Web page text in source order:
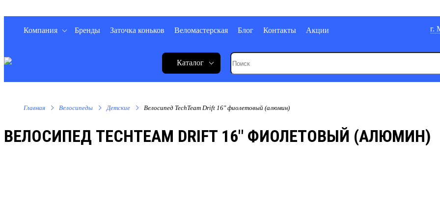
Компания Бренды Заточка коньков Веломастерская Блог Контакты Акции г.
Каталог
Главная Велосипеды Детские Велосипед TechTeam Drift 16" фиолетовый (алюмин)
ВЕЛОСИПЕД TECHTEAM DRIFT 16" ФИОЛЕТОВЫЙ (АЛЮМИН)